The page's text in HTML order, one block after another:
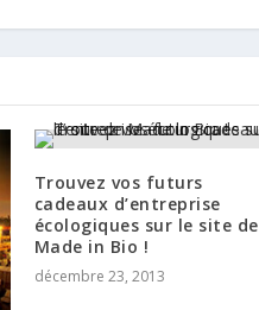
Trouvez vos futurs
cadeaux d’entreprise
écologiques sur le site de
Made in Bio !
décembre 23, 2013